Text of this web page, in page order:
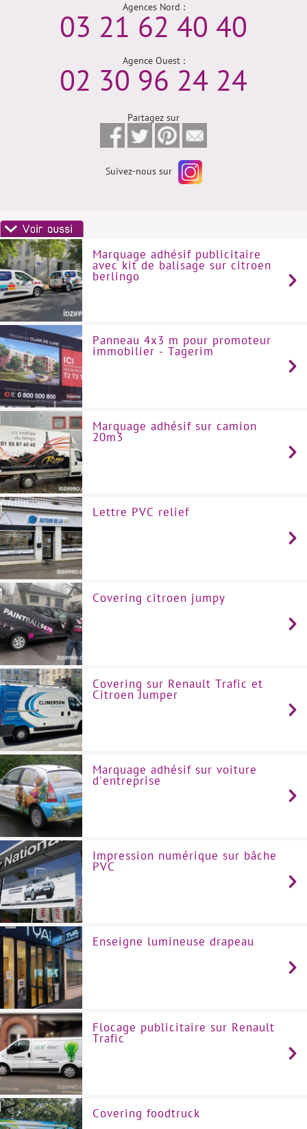
Agences Nord :
03 21 62 40 40
Agence Ouest :
02 30 96 24 24
Partagez sur
Suivez-nous sur
Marquage adhésif publicitaire
avec kit de balisage sur citroen
berlingo
Panneau 4x3 m pour promoteur
immobilier - Tagerim
Marquage adhésif sur camion
20m3
Lettre PVC relief
Covering citroen jumpy
Covering sur Renault Trafic et
Citroen Jumper
Marquage adhésif sur voiture
d'entreprise
Impression numérique sur bâche
PVC
Enseigne lumineuse drapeau
Flocage publicitaire sur Renault
Trafic
Covering foodtruck